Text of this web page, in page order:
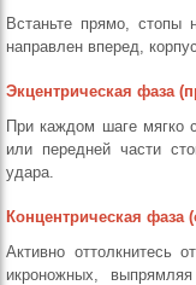
Встаньте прямо, стопы
направлен вперед,
Экцентрическая фаза
При каждом шаге мягко
или передней части
удара.
Концентрическая фаза
Активно оттолкнитесь
икроножных,